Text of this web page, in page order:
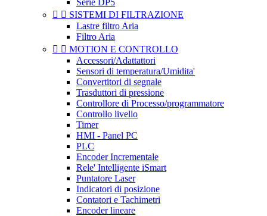
Serie DP5
  SISTEMI DI FILTRAZIONE
Lastre filtro Aria
Filtro Aria
  MOTION E CONTROLLO
Accessori/Adattattori
Sensori di temperatura/Umidita'
Convertitori di segnale
Trasduttori di pressione
Controllore di Processo/programmatore
Controllo livello
Timer
HMI - Panel PC
PLC
Encoder Incrementale
Rele' Intelligente iSmart
Puntatore Laser
Indicatori di posizione
Contatori e Tachimetri
Encoder lineare